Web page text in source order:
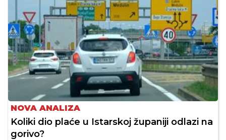
NOVA ANALIZA
Koliki dio plaće u Istarskoj županiji odlazi na
gorivo?